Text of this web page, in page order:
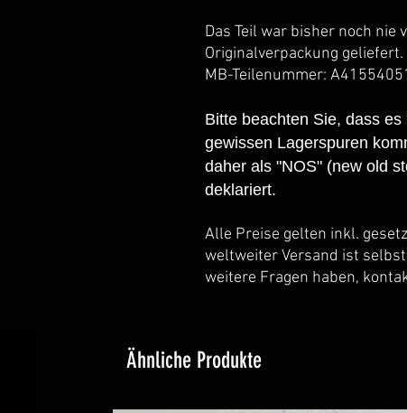
Das Teil war bisher noch
Originalverpackung geliefert.
MB-Teilenummer:
Bitte beachten Sie, dass
gewissen Lagerspuren
daher als "NOS" (new old
deklariert.
Alle Preise gelten inkl.
weltweiter Versand ist
weitere Fragen haben,
Ähnliche Produkte